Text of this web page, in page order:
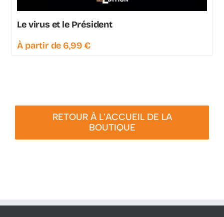
Le virus et le Président
À partir de 6,99€
RETOUR À L'ACCUEIL DE LA
BOUTIQUE